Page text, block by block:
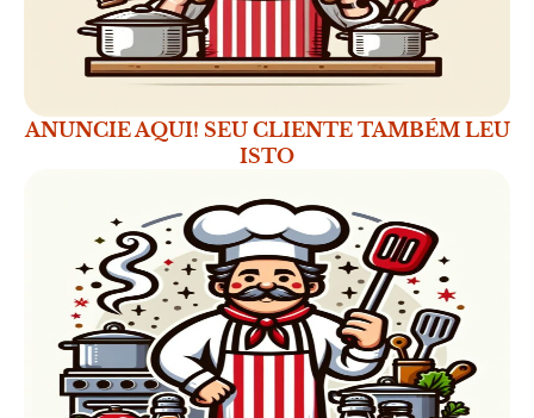
ANUNCIE AQUI! SEU CLIENTE TAMBÉM LEU
ISTO